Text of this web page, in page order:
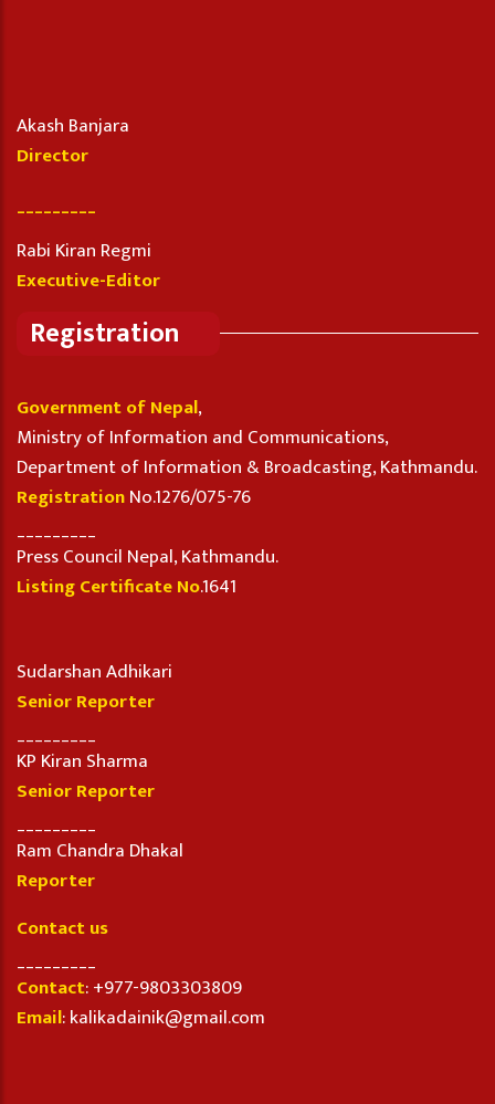
Akash Banjara
Director
_________
Rabi Kiran Regmi
Executive-Editor
Registration
Government of Nepal,
Ministry of Information and Communications,
Department of Information & Broadcasting, Kathmandu.
RegistrationNo.1276/075-76
Press Council Nepal, Kathmandu.
Listing Certificate No.1641
Sudarshan Adhikari
Senior Reporter
KP Kiran Sharma
Senior Reporter
Ram Chandra Dhakal
Reporter
Contact us
Contact: +977-9803303809
Email: kalikadainik@gmail.com